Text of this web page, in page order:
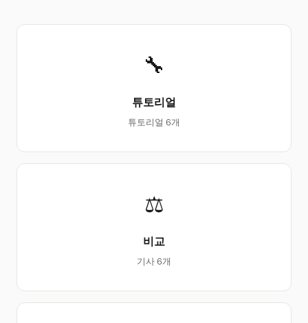
🔧
튜토리얼
튜토리얼 6개
⚖
비교
기사 6개